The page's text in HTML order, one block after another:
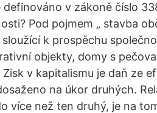
definováno v zákoně číslo
Pod pojmem „ stavba
k prospěchu
objekty, domy s
v kapitalismu je daň ze
na úkor druhých.
více než ten druhý, je na